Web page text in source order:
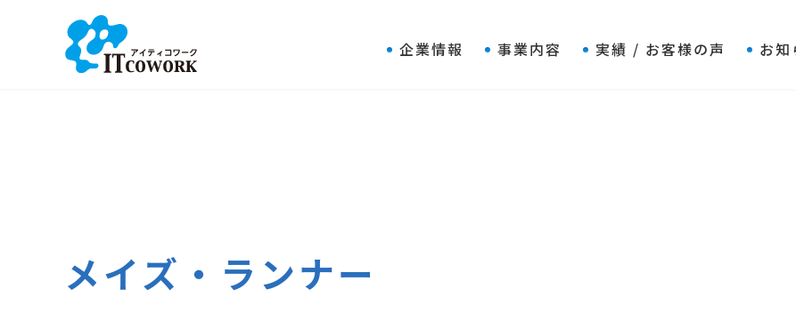
企業情報 事業内容 実績 / お客様の声 お知
メイズ・ランナー